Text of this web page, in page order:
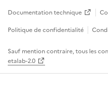
Documentation technique
Politique de confidentialité
Sauf mention contraire, tous les
etalab-2.0